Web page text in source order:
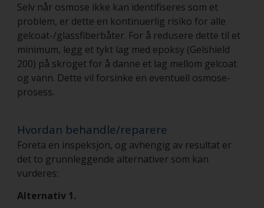
Selv når osmose ikke kan identifiseres som et
problem, er dette en kontinuerlig risiko for alle
gelcoat-/glassfiberbåter. For å redusere dette til et
minimum, legg et tykt lag med epoksy (Gelshield
200) på skroget for å danne et lag mellom gelcoat
og vann. Dette vil forsinke en eventuell osmose-
prosess.
Hvordan behandle/reparere
Foreta en inspeksjon, og avhengig av resultat er
det to grunnleggende alternativer som kan
vurderes:
Alternativ 1.